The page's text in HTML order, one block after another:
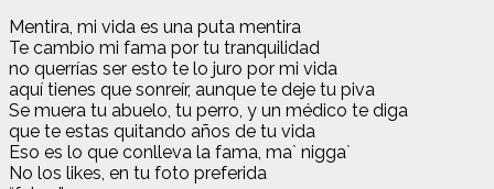
Mentira, mi vida es una puta mentira
Te cambio mi fama por tu tranquilidad
no querrías ser esto te lo juro por mi vida
aquí tienes que sonreír, aunque te deje tu piva
Se muera tu abuelo, tu perro, y un médico te diga
que te estas quitando años de tu vida
Eso es lo que conlleva la fama, ma` nigga`
No los likes, en tu foto preferida